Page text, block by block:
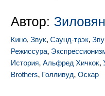
Автор:
Кино, Звук, Саунд-трэк,
Режиссура,
История, Альфред Хичкок,
Brothers, Голливуд, Оскар